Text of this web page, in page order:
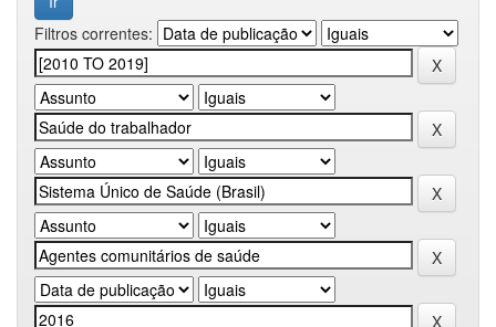
Filtros correntes: